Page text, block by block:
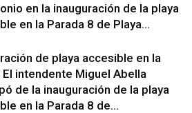
en la inauguración de la playa
en la Parada 8 de Playa...
de playa accesible en la
El intendente Miguel Abella
de la inauguración de la playa
en la Parada 8 de...